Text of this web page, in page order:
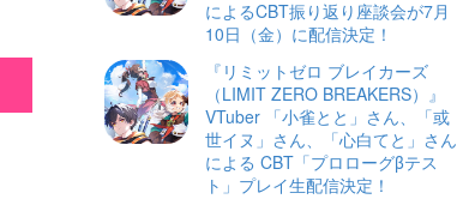
によるCBT振り返り座談会が7月
10日（金）に配信決定！
『リミットゼロ ブレイカーズ
（LIMIT ZERO BREAKERS）』
VTuber 「小雀とと」さん、「或
世イヌ」さん、「心白てと」さん
による CBT「プロローグβテス
ト」プレイ生配信決定！